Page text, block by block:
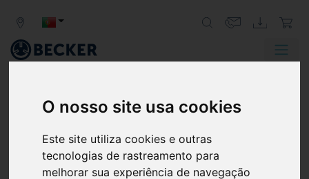
O nosso site usa cookies
Este site utiliza cookies e outras
tecnologias de rastreamento para
melhorar sua experiência de navegação
AS BOMBAS DE VÁCUO BECKER
GARANTEM PRECISÃO